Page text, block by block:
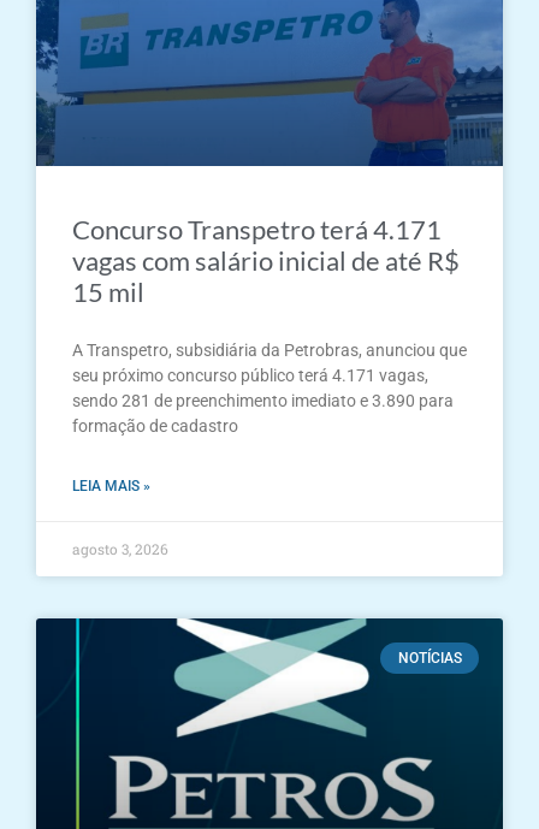
Concurso Transpetro terá 4.171
vagas com salário inicial de até R$
15 mil
A Transpetro, subsidiária da Petrobras, anunciou que
seu próximo concurso público terá 4.171 vagas,
sendo 281 de preenchimento imediato e 3.890 para
formação de cadastro
LEIA MAIS »
agosto 3, 2026
NOTÍCIAS